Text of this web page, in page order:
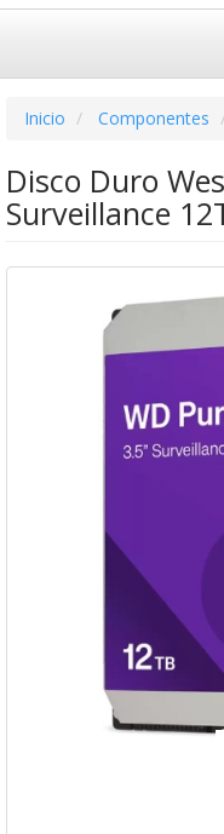
Inicio Componentes
Disco Duro
Surveillance